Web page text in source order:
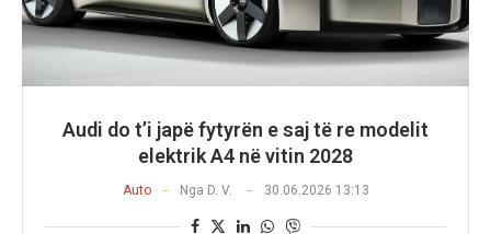
Audi do t’i japë fytyrën e saj të re modelit
elektrik A4 në vitin 2028
Auto Nga D. V. 30.06.2026 13:13